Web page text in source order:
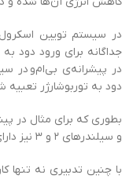
در سیستم تویین
جداگانه برای ورود دود
در پیشرانه‌ی بی‌ام‌و در
دود به توربوشارژر
و سیلندرهای ۲ و ۳ نیز دارای مجرای دیگری هستند.
با چنین تدبیری نه تنها